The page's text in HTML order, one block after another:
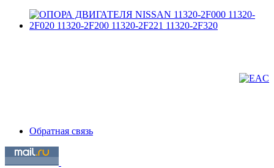
Обратная связь